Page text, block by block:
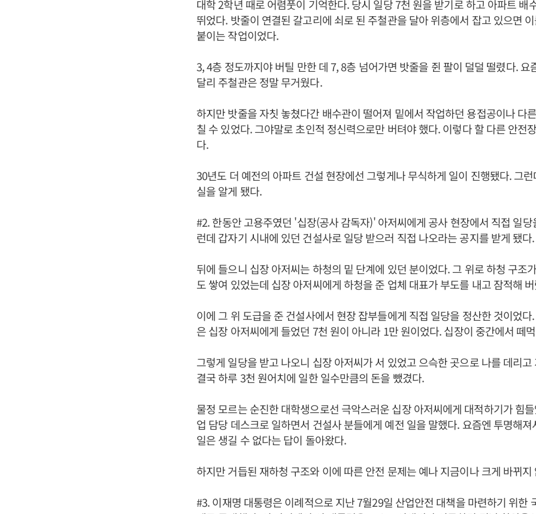
대학 2학년 때로 어렴풋이 기억한다. 당시 일당 7천 원을 받기로 하고 아파트 배
뛰었다. 밧줄이 연결된 갈고리에 쇠로 된 주철관을 달아 위층에서 잡고 있으면
붙이는 작업이었다.
3, 4층 정도까지야 버틸 만한 데 7, 8층 넘어가면 밧줄을 쥔 팔이 덜덜 떨렸다. 요
달리 주철관은 정말 무거웠다.
하지만 밧줄을 자칫 놓쳤다간 배수관이 떨어져 밑에서 작업하던 용접공이나 다
칠 수 있었다. 그야말로 초인적 정신력으로만 버텨야 했다. 이렇다 할 다른 안전
다.
30년도 더 예전의 아파트 건설 현장에선 그렇게나 무식하게 일이 진행됐다. 그
실을 알게 됐다.
#2. 한동안 고용주였던 '십장(공사 감독자)' 아저씨에게 공사 현장에서 직접 일당
런데 갑자기 시내에 있던 건설사로 일당 받으러 직접 나오라는 공지를 받게 됐다.
뒤에 들으니 십장 아저씨는 하청의 밑 단계에 있던 분이었다. 그 위로 하청 구조
도 쌓여 있었는데 십장 아저씨에게 하청을 준 업체 대표가 부도를 내고 잠적해
이에 그 위 도급을 준 건설사에서 현장 잡부들에게 직접 일당을 정산한 것이었다
은 십장 아저씨에게 들었던 7천 원이 아니라 1만 원이었다. 십장이 중간에서 떼
그렇게 일당을 받고 나오니 십장 아저씨가 서 있었고 으슥한 곳으로 나를 데리고
결국 하루 3천 원어치에 일한 일수만큼의 돈을 뺐겼다.
물정 모르는 순진한 대학생으로선 극악스러운 십장 아저씨에게 대적하기가 힘
업 담당 데스크로 일하면서 건설사 분들에게 예전 일을 말했다. 요즘엔 투명해
일은 생길 수 없다는 답이 돌아왔다.
하지만 거듭된 재하청 구조와 이에 따른 안전 문제는 예나 지금이나 크게 바뀌지
#3. 이재명 대통령은 이례적으로 지난 7월29일 산업안전 대책을 마련하기 위한